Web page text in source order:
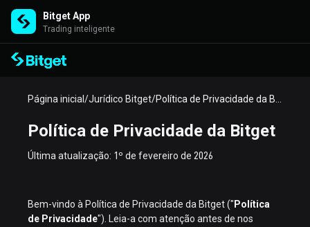
Bitget App
Trading inteligente
Página inicial /Jurídico Bitget/
Política de Privacidade da Bitget
Última atualização: 1º de fevereiro de 2026
Bem-vindo à Política de Privacidade da Bitget (" Política
de Privacidade"). Leia-a com atenção antes de nos